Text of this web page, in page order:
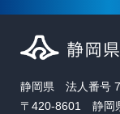
静岡県 法人番号
〒420-8601 静岡